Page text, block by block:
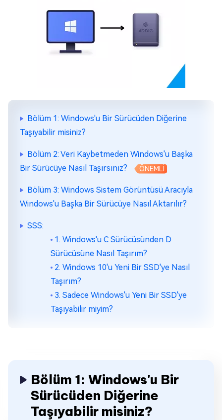
Bölüm 1: Windows'u Bir Sürücüden Diğerine
Taşıyabilir misiniz?
Bölüm 2: Veri Kaybetmeden Windows'u Başka
Bir Sürücüye Nasıl Taşırsınız?
ÖNEMLİ
Bölüm 3: Windows Sistem Görüntüsü Aracıyla
Windows'u Başka Bir Sürücüye Nasıl Aktarılır?
SSS:
1. Windows'u C Sürücüsünden D
Sürücüsüne Nasıl Taşırım?
2. Windows 10'u Yeni Bir SSD'ye Nasıl
Taşırım?
3. Sadece Windows'u Yeni Bir SSD'ye
Taşıyabilir miyim?
Bölüm 1: Windows'u Bir
Sürücüden Diğerine
Taşıyabilir misiniz?